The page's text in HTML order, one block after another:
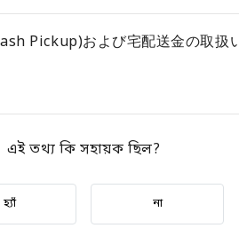
Pickup)および宅配送金の取扱
এই তথ্য কি সহায়ক ছিল?
হ্যাঁ না